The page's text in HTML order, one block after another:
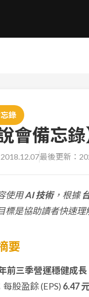
錄
說會備忘
2018.12.07最後更新：
使用AI 技術，根據
標是協助讀者快速
要
前三季營運穩健成長
每股盈餘 (EPS) 6.47